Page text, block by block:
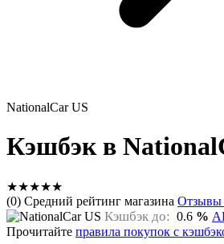
NationalCar US
Кэшбэк в
★★★★★
(0) Средний рейтинг магазина Отзывы
Кэшбэк до: 0.6 %
Прочитайте правила покупок с